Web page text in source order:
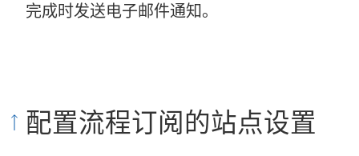
完成时发送电子邮件通知。
配置流程订阅的站点设置